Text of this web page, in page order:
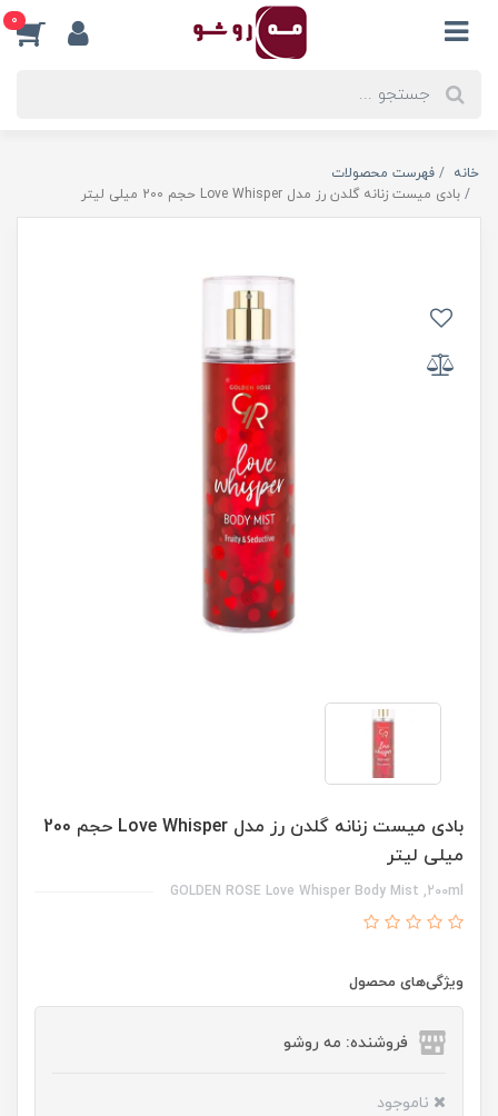
0
خانه
فهرست محصولات
بادی میست زنانه گلدن رز مدل Love Whisper حجم 200 میلی لیتر
بادی میست زنانه گلدن رز مدل Love Whisper حجم 200
میلی لیتر
GOLDEN ROSE Love Whisper Body Mist ,200ml
ویژگی‌های محصول
فروشنده: مه رو‌شو
ناموجود